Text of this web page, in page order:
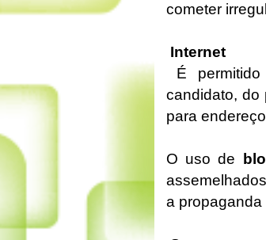
cometer
Internet
É
candidato, do
para
O uso de
a propaganda